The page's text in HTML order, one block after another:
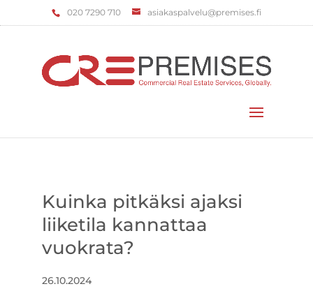
‌020 7290 710 asiakaspalvelu@premises.fi
Kuinka pitkäksi ajaksi
liiketila kannattaa
vuokrata?
26.10.2024